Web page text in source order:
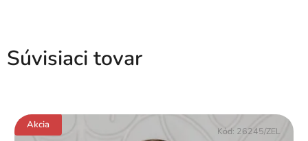
Súvisiaci tovar
Akcia
Kód: 26245/ZEL